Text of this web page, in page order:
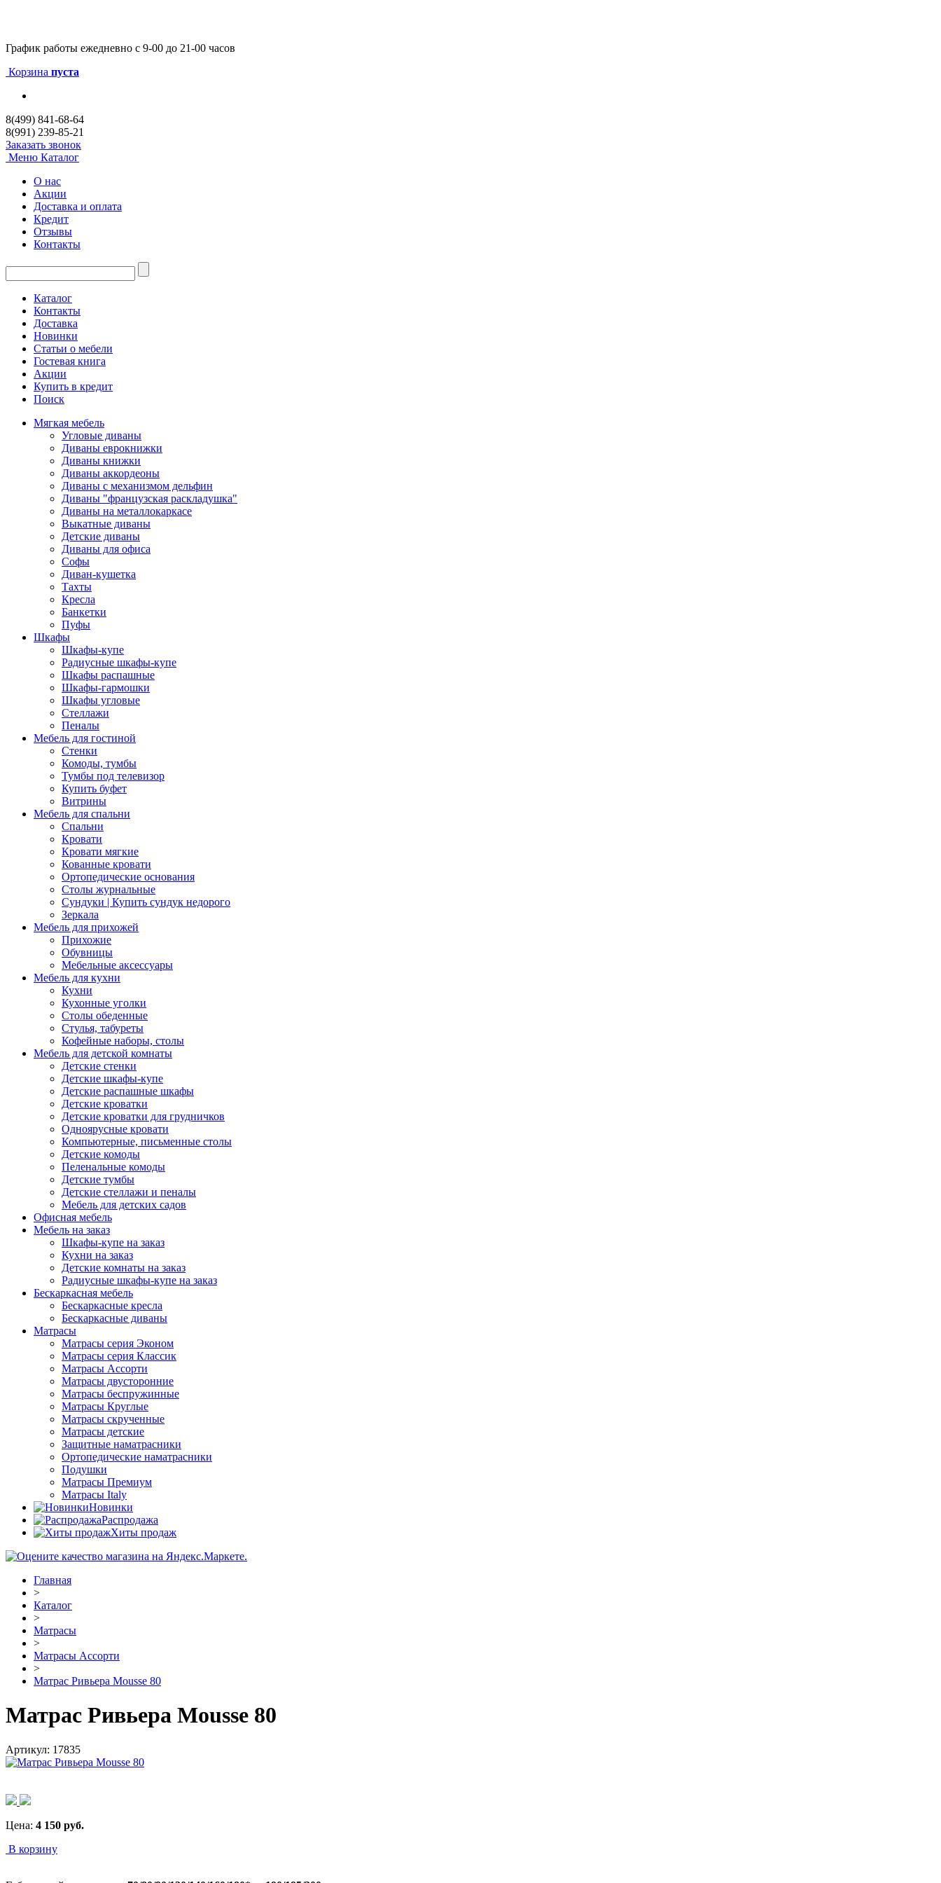
График работы ежедневно с 9-00 до 21-00 часов
Корзина пуста
8(499) 841-68-64
8(991) 239-85-21
Заказать звонок
Меню Каталог
О нас
Акции
Доставка и оплата
Кредит
Отзывы
Контакты
Каталог
Контакты
Доставка
Новинки
Статьи о мебели
Гостевая книга
Акции
Купить в кредит
Поиск
Мягкая мебель
Угловые диваны
Диваны еврокнижки
Диваны книжки
Диваны аккордеоны
Диваны с механизмом дельфин
Диваны "французская раскладушка"
Диваны на металлокаркасе
Выкатные диваны
Детские диваны
Диваны для офиса
Софы
Диван-кушетка
Тахты
Кресла
Банкетки
Пуфы
Шкафы
Шкафы-купе
Радиусные шкафы-купе
Шкафы распашные
Шкафы-гармошки
Шкафы угловые
Стеллажи
Пеналы
Мебель для гостиной
Стенки
Комоды, тумбы
Тумбы под телевизор
Купить буфет
Витрины
Мебель для спальни
Спальни
Кровати
Кровати мягкие
Кованные кровати
Ортопедические основания
Столы журнальные
Сундуки | Купить сундук недорого
Зеркала
Мебель для прихожей
Прихожие
Обувницы
Мебельные аксессуары
Мебель для кухни
Кухни
Кухонные уголки
Столы обеденные
Стулья, табуреты
Кофейные наборы, столы
Мебель для детской комнаты
Детские стенки
Детские шкафы-купе
Детские распашные шкафы
Детские кроватки
Детские кроватки для грудничков
Одноярусные кровати
Компьютерные, письменные столы
Детские комоды
Пеленальные комоды
Детские тумбы
Детские стеллажи и пеналы
Мебель для детских садов
Офисная мебель
Мебель на заказ
Шкафы-купе на заказ
Кухни на заказ
Детские комнаты на заказ
Радиусные шкафы-купе на заказ
Бескаркасная мебель
Бескаркасные кресла
Бескаркасные диваны
Матрасы
Матрасы серия Эконом
Матрасы серия Классик
Матрасы Ассорти
Матрасы двусторонние
Матрасы беспружинные
Матрасы Круглые
Матрасы скрученные
Матрасы детские
Защитные наматрасники
Ортопедические наматрасники
Подушки
Матрасы Премиум
Матрасы Italy
Новинки
Распродажа
Хиты продаж
Главная
>
Каталог
>
Матрасы
>
Матрасы Ассорти
>
Матрас Ривьера Mousse 80
Матрас Ривьера Mousse 80
Артикул: 17835
Цена: 4 150 руб.
В корзину